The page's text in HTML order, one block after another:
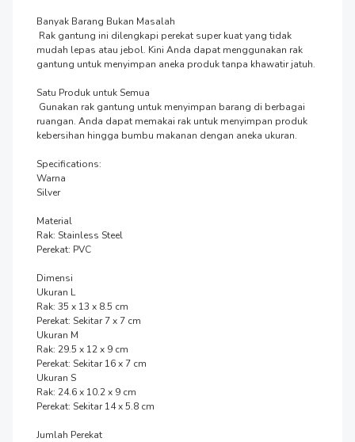
Banyak Barang Bukan Masalah
mudah lepas atau jebol. Kini Anda dapat menggunakan rak
gantung untuk menyimpan aneka produk tanpa khawatir jatuh.
Satu Produk untuk Semua
ruangan. Anda dapat memakai rak untuk menyimpan produk
kebersihan hingga bumbu makanan dengan aneka ukuran.
Specifications:
Warna
Silver
Material
Rak: Stainless Steel
Perekat: PVC
Dimensi
Ukuran L
Rak: 35 x 13 x 8.5 cm
Perekat: Sekitar 7 x 7 cm
Ukuran M
Rak: 29.5 x 12 x 9 cm
Perekat: Sekitar 16 x 7 cm
Ukuran S
Rak: 24.6 x 10.2 x 9 cm
Perekat: Sekitar 14 x 5.8 cm
Jumlah Perekat